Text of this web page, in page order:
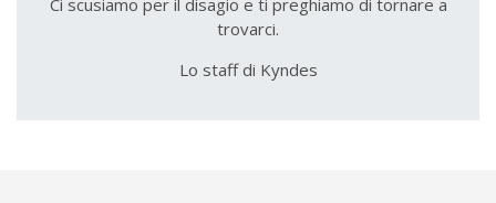
Ci scusiamo per il disagio e ti preghiamo di tornare a
trovarci.
Lo staff di Kyndes